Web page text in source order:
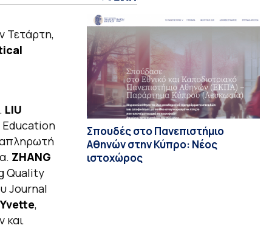
Τετάρτη,
LIU
ZHANG
Quality
Journal
,
και
Σπουδές στο Πανεπιστήμιο
Αθηνών στην Κύπρο: Νέος
ιστοχώρος